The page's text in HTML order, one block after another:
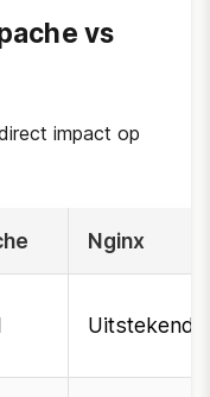
vs
impact op
Nginx
Uitstekend